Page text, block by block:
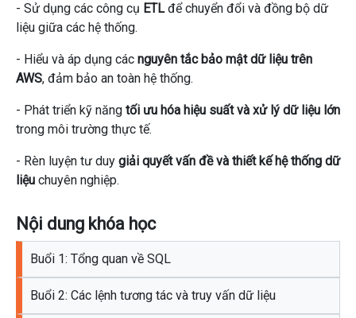
- Sử dụng các công cụ ETLđể chuyển đổi và đồng bộ dữ
liệu giữa các hệ thống.
- Hiểu và áp dụng các nguyên tắc bảo mật dữ liệu trên
AWS, đảm bảo an toàn hệ thống.
- Phát triển kỹ năng tối ưu hóa hiệu suất và xử lý dữ liệu lớn
trong môi trường thực tế.
- Rèn luyện tư duy giải quyết vấn đề và thiết kế hệ thống dữ
liệu chuyên nghiệp.
Nội dung khóa học
Buổi 1: Tổng quan về SQL
Buổi 2: Các lệnh tương tác và truy vấn dữ liệu